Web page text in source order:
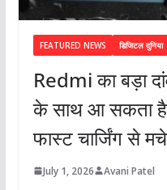
FEATURED NEWS डिजिटल दुनिया
Redmi का बड़ा
के साथ आ सकता है
फास्ट चार्जिंग से
July 1, 2026 Avani Patel